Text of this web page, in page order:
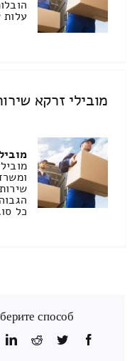
מובילי זרקא
כל
способ!
Facebook
Twitter
Reddit